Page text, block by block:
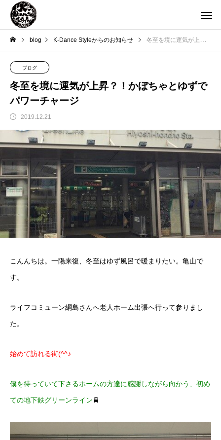
blog K-Dance Styleからのお知らせ 冬至を境に運気が上昇？！かぼちゃとゆずでパワーチャージ
ブログ
冬至を境に運気が上昇？！かぼちゃとゆずで
パワーチャージ
2019.12.21
こんんちは。一陽来復、 冬至はゆず風呂で暖まりたい。亀山で
す。
ライフコミューン綱島さんへ老人ホーム出張へ行って参りまし
た。
始めて訪れる街(^^♪
僕を待っていて下さるホームの方達に感謝しながら向かう、初め
ての地下鉄グリーンライン🚆